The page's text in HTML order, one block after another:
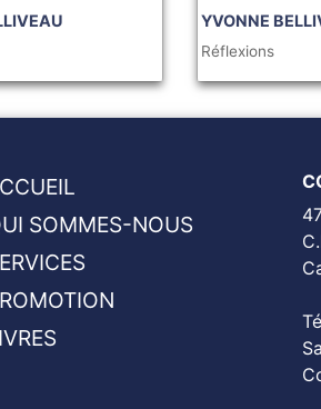
YVONNE
Réflexions
SOMMES-NOUS